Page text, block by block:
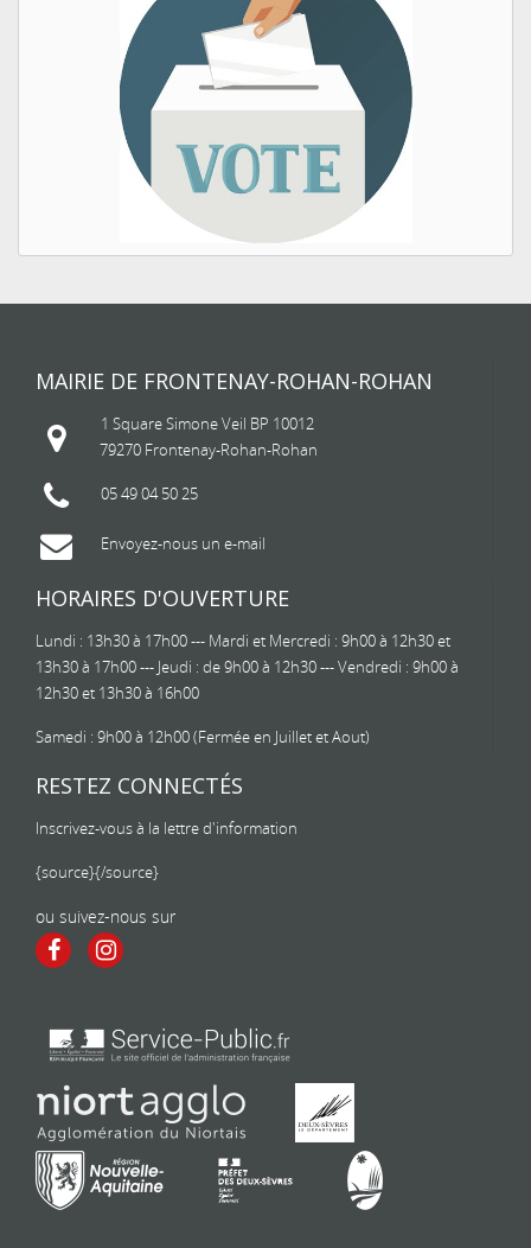
MAIRIE DE FRONTENAY-ROHAN-ROHAN
1 Square Simone Veil BP 10012
79270 Frontenay-Rohan-Rohan
05 49 04 50 25
Envoyez-nous un e-mail
HORAIRES D'OUVERTURE
Lundi : 13h30 à 17h00 --- Mardi et Mercredi : 9h00 à 12h30 et
13h30 à 17h00 --- Jeudi : de 9h00 à 12h30 --- Vendredi : 9h00 à
12h30 et 13h30 à 16h00
Samedi : 9h00 à 12h00 (Fermée en Juillet et Aout)
RESTEZ CONNECTÉS
Inscrivez-vous à la lettre d'information
{source}{/source}
ou suivez-nous sur